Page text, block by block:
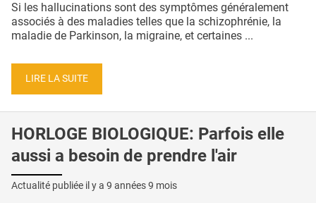
Si les hallucinations sont des symptômes généralement
associés à des maladies telles que la schizophrénie, la
maladie de Parkinson, la migraine, et certaines ...
LIRE LA SUITE
HORLOGE BIOLOGIQUE: Parfois elle
aussi a besoin de prendre l'air
Actualité publiée il y a 9 années 9 mois